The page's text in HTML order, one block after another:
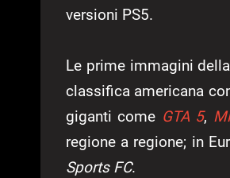
versioni PS5.
Le prime immagini
classifica americana
giganti come GTA 5,
regione a regione; in
Sports FC.